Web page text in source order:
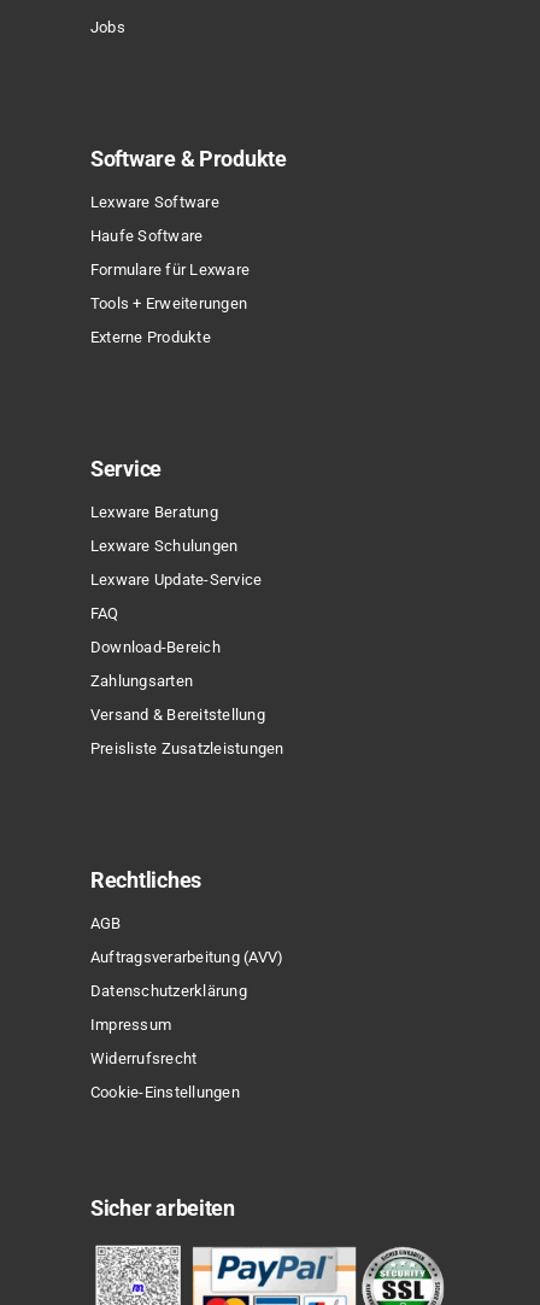
Jobs
Software & Produkte
Lexware Software
Haufe Software
Formulare für Lexware
Tools + Erweiterungen
Externe Produkte
Service
Lexware Beratung
Lexware Schulungen
Lexware Update-Service
FAQ
Download-Bereich
Zahlungsarten
Versand & Bereitstellung
Preisliste Zusatzleistungen
Rechtliches
AGB
Auftragsverarbeitung (AVV)
Datenschutzerklärung
Impressum
Widerrufsrecht
Cookie-Einstellungen
Sicher arbeiten